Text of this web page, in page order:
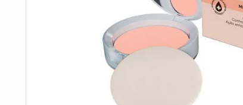
9
absorvente
10ºshampoo